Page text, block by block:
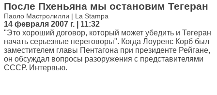
После Пхеньяна мы остановим Тегеран
Паоло Мастролилли | La Stampa
14 февраля 2007 г. | 11:32
"Это хороший договор, который может убедить и Тегеран
начать серьезные переговоры". Когда Лоуренс Корб был
заместителем главы Пентагона при президенте Рейгане,
он обсуждал вопросы разоружения с представителями
СССР. Интервью.